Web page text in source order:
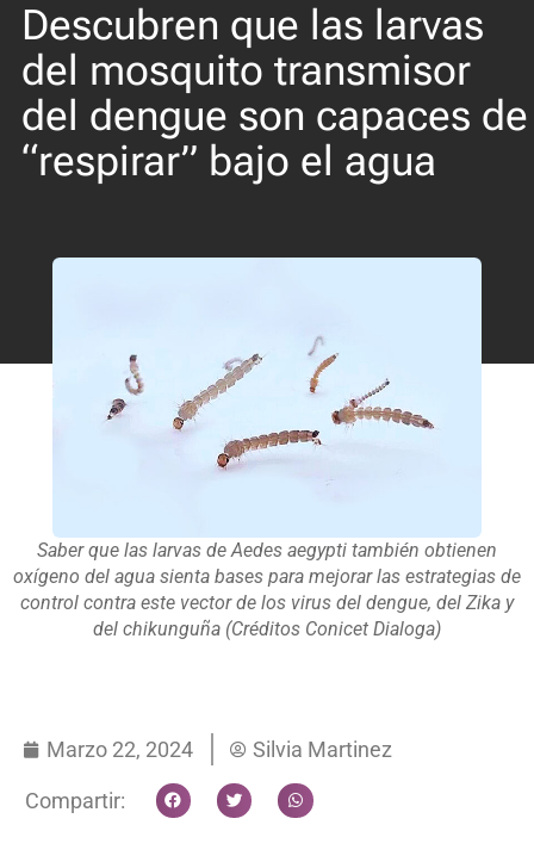
Descubren que las larvas
del mosquito transmisor
del dengue son capaces de
“respirar” bajo el agua
Saber que las larvas de Aedes aegypti también obtienen
oxígeno del agua sienta bases para mejorar las estrategias de
control contra este vector de los virus del dengue, del Zika y
del chikunguña (Créditos Conicet Dialoga)
Marzo 22, 2024 Silvia Martinez
Compartir: